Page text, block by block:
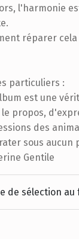
l'harmonie
réparer
particuliers :
est une
propos,
des
sous aucun
Gentile
de sélection au